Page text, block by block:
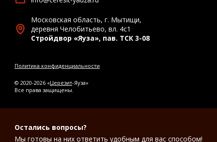
Московская область, г. Мытищи,
деревня Челобитьево, вл. 4с1
Стройдвор «Яуза», пав. ТСК 3-08
Политика конфиденциальности
© 2020-2026 «Церезит-Яуза»
Все права защищены.
Остались вопросы?
Мы готовы на них ответить удобным для вас способом!